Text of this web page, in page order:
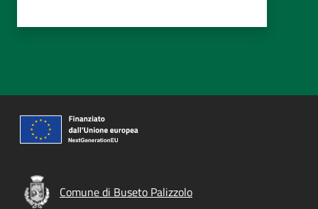
Comune di Buseto Palizzolo